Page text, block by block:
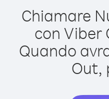
Chiamare
con Viber
Quando
Out,